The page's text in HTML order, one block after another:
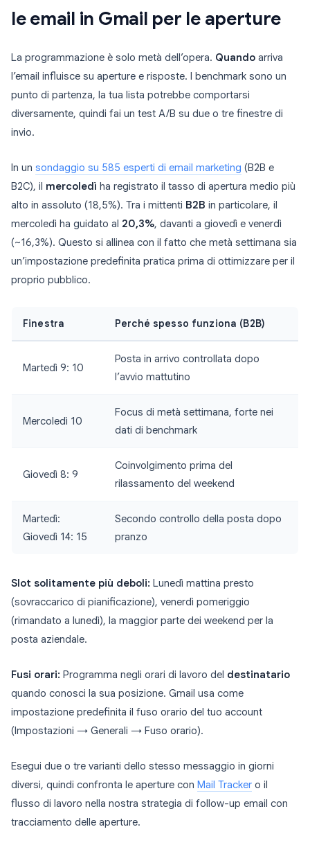
le email in Gmail per le aperture
La programmazione è solo metà dell’opera. Quando arriva
l’email influisce su aperture e risposte. I benchmark sono un
punto di partenza, la tua lista potrebbe comportarsi
diversamente, quindi fai un test A/B su due o tre finestre di
invio.
In un sondaggio su 585 esperti di email marketing (B2B e
B2C), il mercoledì ha registrato il tasso di apertura medio più
alto in assoluto (18,5%). Tra i mittenti B2B in particolare, il
mercoledì ha guidato al 20,3%, davanti a giovedì e venerdì
(~16,3%). Questo si allinea con il fatto che metà settimana sia
un’impostazione predefinita pratica prima di ottimizzare per il
proprio pubblico.
Finestra Perché spesso funziona (B2B)
Martedì 9: 10
Posta in arrivo controllata dopo
l’avvio mattutino
Mercoledì 10
Focus di metà settimana, forte nei
dati di benchmark
Giovedì 8: 9
Coinvolgimento prima del
rilassamento del weekend
Martedì:
Giovedì 14: 15
Secondo controllo della posta dopo
pranzo
Slot solitamente più deboli: Lunedì mattina presto
(sovraccarico di pianificazione), venerdì pomeriggio
(rimandato a lunedì), la maggior parte dei weekend per la
posta aziendale.
Fusi orari: Programma negli orari di lavoro del destinatario
quando conosci la sua posizione. Gmail usa come
impostazione predefinita il fuso orario del tuo account
(Impostazioni → Generali → Fuso orario).
Esegui due o tre varianti dello stesso messaggio in giorni
diversi, quindi confronta le aperture con Mail Tracker o il
flusso di lavoro nella nostra strategia di follow-up email con
tracciamento delle aperture.